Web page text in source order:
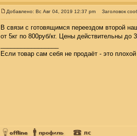
Добавлено: Вс Авг 04, 2019 12:37 pm Заголовок
В связи с готовящимся переездом второй
от 5кг по 800руб/кг. Цены действительны до
Если товар сам себя не продаёт - это